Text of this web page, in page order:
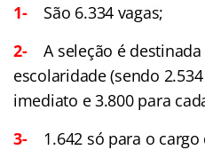
1-
São 6.334 vagas;
2-
A seleção é
escolaridade (sendo
imediato e 3.800 para
3-
1.642 só para o